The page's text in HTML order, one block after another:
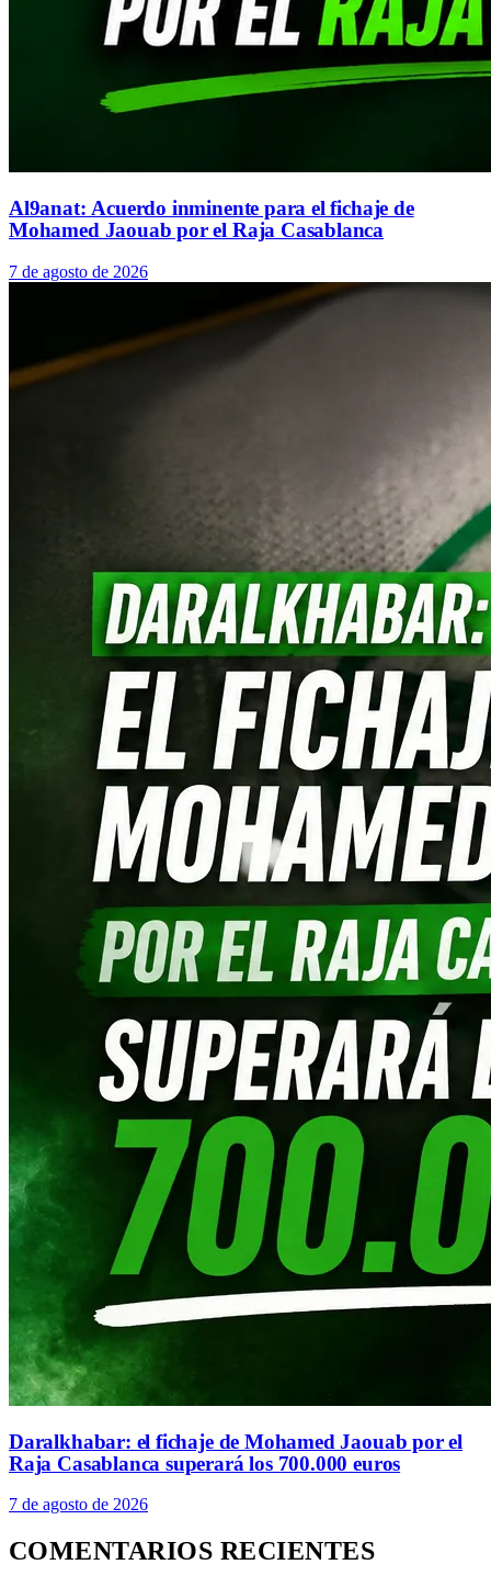
Al9anat: Acuerdo inminente para el fichaje de
Mohamed Jaouab por el Raja Casablanca
7 de agosto de 2026
Daralkhabar: el fichaje de Mohamed Jaouab por el
Raja Casablanca superará los 700.000 euros
7 de agosto de 2026
COMENTARIOS RECIENTES